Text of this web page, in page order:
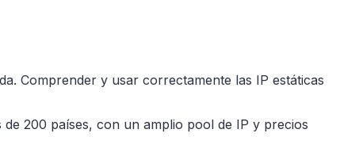
Comprender y usar correctamente las IP estáticas
200 países, con un amplio pool de IP y precios